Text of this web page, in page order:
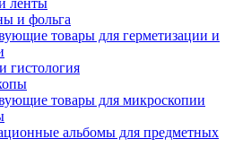
ленты
и фольга
товары для герметизации и
гистология
товары для микроскопии
альбомы для предметных